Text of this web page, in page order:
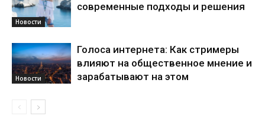
Новости
современные подходы и решения
Новости
Голоса интернета: Как стримеры
влияют на общественное мнение и
зарабатывают на этом